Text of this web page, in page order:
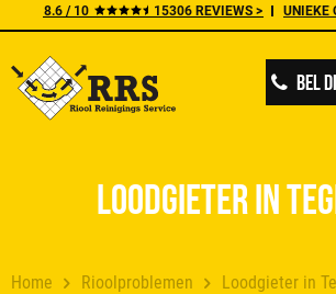
8.6 / 10 15306 REVIEWS > UNIEKE
BEL
Home Rioolproblemen Loodgieter in
Loodgieter in